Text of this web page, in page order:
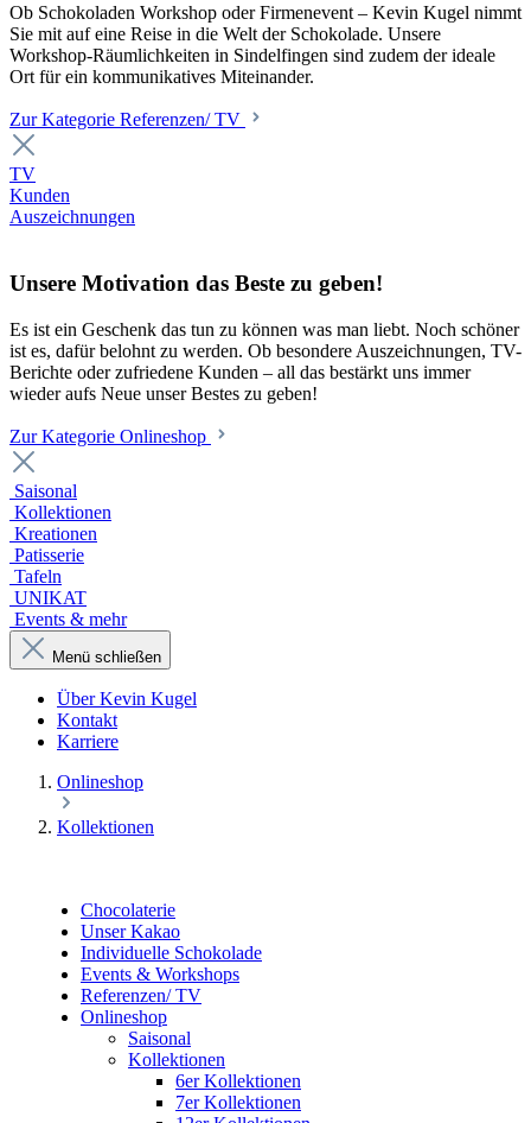
Ob Schokoladen Workshop oder Firmenevent – Kevin Kugel nimmt
Sie mit auf eine Reise in die Welt der Schokolade. Unsere
Workshop-Räumlichkeiten in Sindelfingen sind zudem der ideale
Ort für ein kommunikatives Miteinander.
Zur Kategorie Referenzen/ TV
TV
Kunden
Auszeichnungen
Unsere Motivation das Beste zu geben!
Es ist ein Geschenk das tun zu können was man liebt. Noch schöner
ist es, dafür belohnt zu werden. Ob besondere Auszeichnungen, TV-
Berichte oder zufriedene Kunden – all das bestärkt uns immer
wieder aufs Neue unser Bestes zu geben!
Zur Kategorie Onlineshop
Saisonal
Kollektionen
Kreationen
Patisserie
Tafeln
UNIKAT
Events & mehr
Menü schließen
Über Kevin Kugel
Kontakt
Karriere
Onlineshop
Kollektionen
Chocolaterie
Unser Kakao
Individuelle Schokolade
Events & Workshops
Referenzen/ TV
Onlineshop
Saisonal
Kollektionen
6er Kollektionen
7er Kollektionen